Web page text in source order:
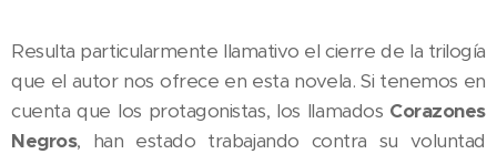
Resulta particularmente llamativo el cierre de la trilogía
que el autor nos ofrece en esta novela. Si tenemos en
cuenta que los protagonistas, los llamados Corazones
Negros, han estado trabajando contra su voluntad